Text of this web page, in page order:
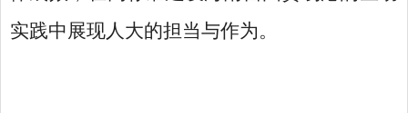
实践中展现人大的担当与作为。